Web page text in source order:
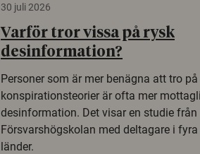
30 juli 2026
Varför tror vissa på rysk
desinformation?
Personer som är mer benägna att tro på
konspirationsteorier är ofta mer
desinformation. Det visar en studie från
Försvarshögskolan med deltagare i
länder.